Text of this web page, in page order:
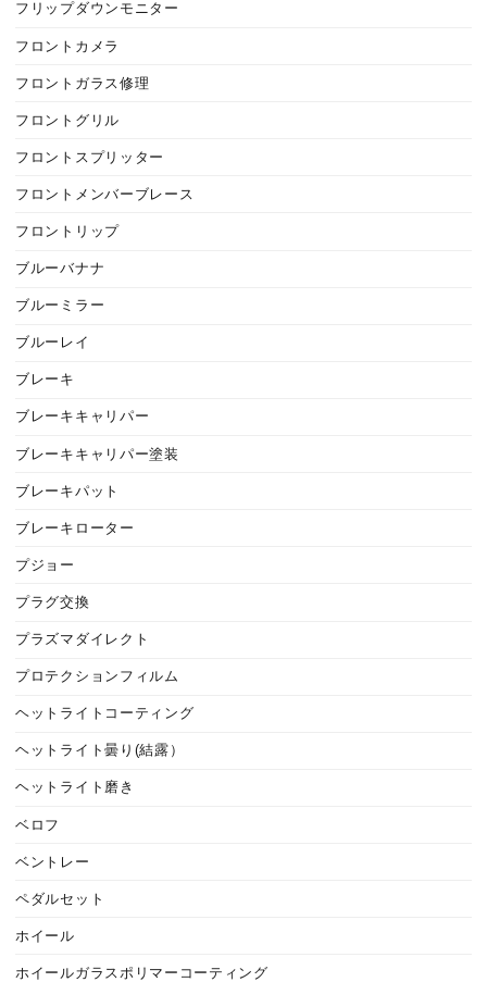
フリップダウンモニター
フロントカメラ
フロントガラス修理
フロントグリル
フロントスプリッター
フロントメンバーブレース
フロントリップ
ブルーバナナ
ブルーミラー
ブルーレイ
ブレーキ
ブレーキキャリパー
ブレーキキャリパー塗装
ブレーキパット
ブレーキローター
プジョー
プラグ交換
プラズマダイレクト
プロテクションフィルム
ヘットライトコーティング
ヘットライト曇り(結露）
ヘットライト磨き
ベロフ
ベントレー
ペダルセット
ホイール
ホイールガラスポリマーコーティング